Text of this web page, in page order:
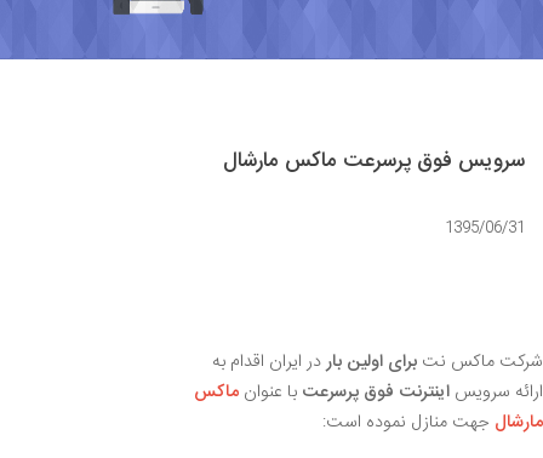
سرویس فوق پرسرعت ماکس مارشال
1395/06/31
شرکت ماکس نت برای اولین باردر ایران اقدام به
ارائه سرویس اینترنت فوق پرسرعت با عنوان ماکس
مارشال جهت منازل نموده است: